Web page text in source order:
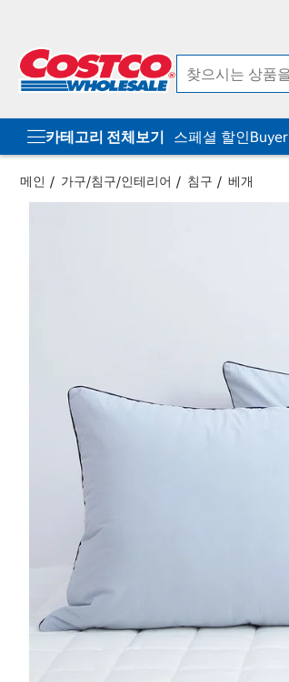
카테고리 전체보기 스페셜 할인
메인 가구/침구/인테리어 침구 베개